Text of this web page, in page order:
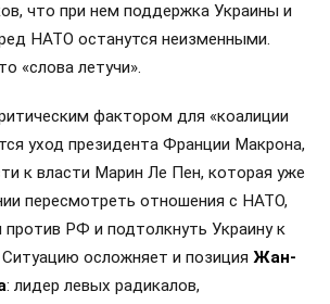
что при нем поддержка Украины и
НАТО останутся неизменными.
«слова летучи».
фактором для «коалиции
уход президента Франции Макрона,
к власти Марин Ле Пен, которая уже
пересмотреть отношения с НАТО,
РФ и подтолкнуть Украину к
осложняет и позиция Жан-
: лидер левых радикалов,